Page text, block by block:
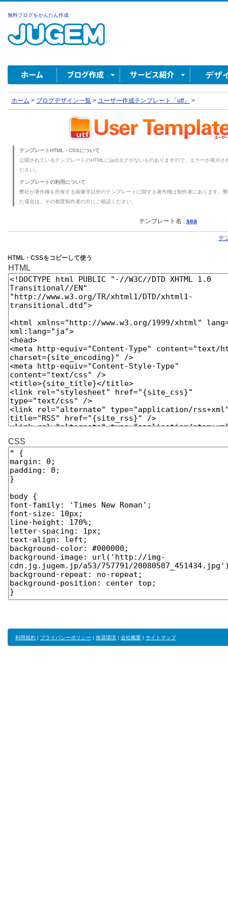
無料ブログをかんたん作成
ホーム > ブログデザイン一覧 > ユーザー作成テンプレート「utf」 >
テンプレートHTML・CSSについて
公開されているテンプレートのHTMLに{ad}タグがないものありますので、エラーが表示
ださい。
テンプレートの利用について
弊社が著作権を所有する画像等以外のテンプレートに関する著作権は制作者にあります。
た場合は、その都度制作者の方にご確認ください。
テンプレート名 : sea
テ
HTML・CSSをコピーして使う
HTML
CSS
利用規約 | プライバシーポリシー | 推奨環境 | 会社概要 | サイトマップ